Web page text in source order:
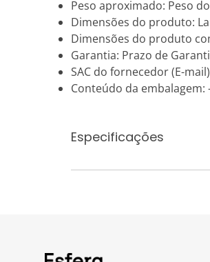
Peso aproximado: Peso
Dimensões do produto:
Dimensões do produto
Garantia: Prazo de
SAC do fornecedor (E-
Conteúdo da embalagem:
Especificações